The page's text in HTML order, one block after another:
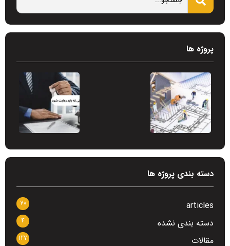
پروژه ها
دسته بندی پروژه ها
articles
70
دسته بندی نشده 4
مقالات 127